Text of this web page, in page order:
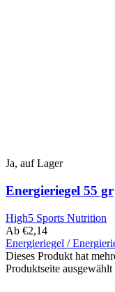
Ja, auf Lager
Energieriegel 55 gr
High5 Sports Nutrition
Ab €2,14
Energieriegel /
Dieses Produkt hat
Produktseite ausgewählt